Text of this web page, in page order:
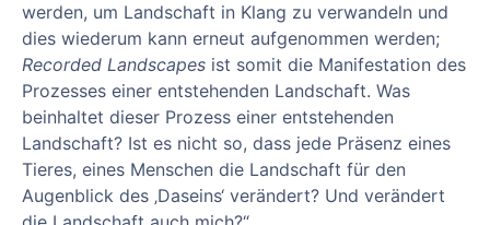
werden, um Landschaft in Klang zu verwandeln und
dies wiederum kann erneut aufgenommen werden;
Recorded Landscapes ist somit die Manifestation des
Prozesses einer entstehenden Landschaft. Was
beinhaltet dieser Prozess einer entstehenden
Landschaft? Ist es nicht so, dass jede Präsenz eines
Tieres, eines Menschen die Landschaft für den
Augenblick des ‚Daseins‘ verändert? Und verändert